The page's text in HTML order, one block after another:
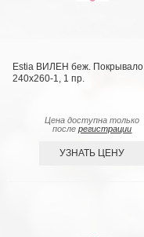
Estia ВИЛЕН беж. Покрывало
240х260-1, 1 пр.
Цена доступна только
послерегистрации
УЗНАТЬ ЦЕНУ